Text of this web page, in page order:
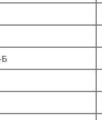
ПЕРЕДАЧ
Б